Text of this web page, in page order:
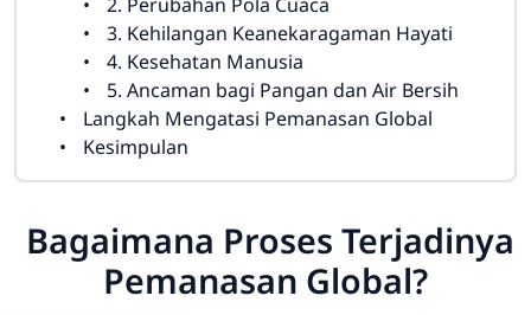
3. Kehilangan Keanekaragaman Hayati
4. Kesehatan Manusia
5. Ancaman bagi Pangan dan Air Bersih
Langkah Mengatasi Pemanasan Global
Kesimpulan
Bagaimana Proses Terjadinya
Pemanasan Global?